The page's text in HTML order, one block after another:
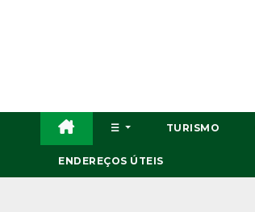
☰ TURISMO
ENDEREÇOS ÚTEIS